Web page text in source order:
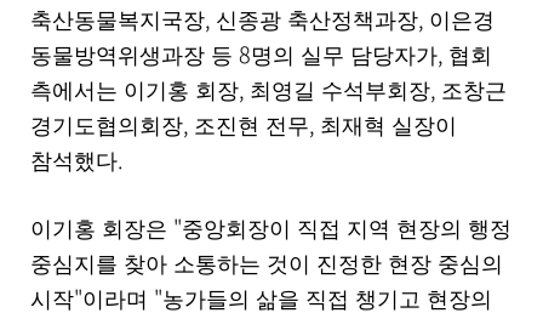
축산동물복지국장, 신종광 축산정책과장, 이은경
동물방역위생과장 등 8명의 실무 담당자가, 협회
측에서는 이기홍 회장, 최영길 수석부회장, 조창근
경기도협의회장, 조진현 전무, 최재혁 실장이
참석했다.
이기홍 회장은 "중앙회장이 직접 지역 현장의 행정
중심지를 찾아 소통하는 것이 진정한 현장 중심의
시작"이라며 "농가들의 삶을 직접 챙기고 현장의